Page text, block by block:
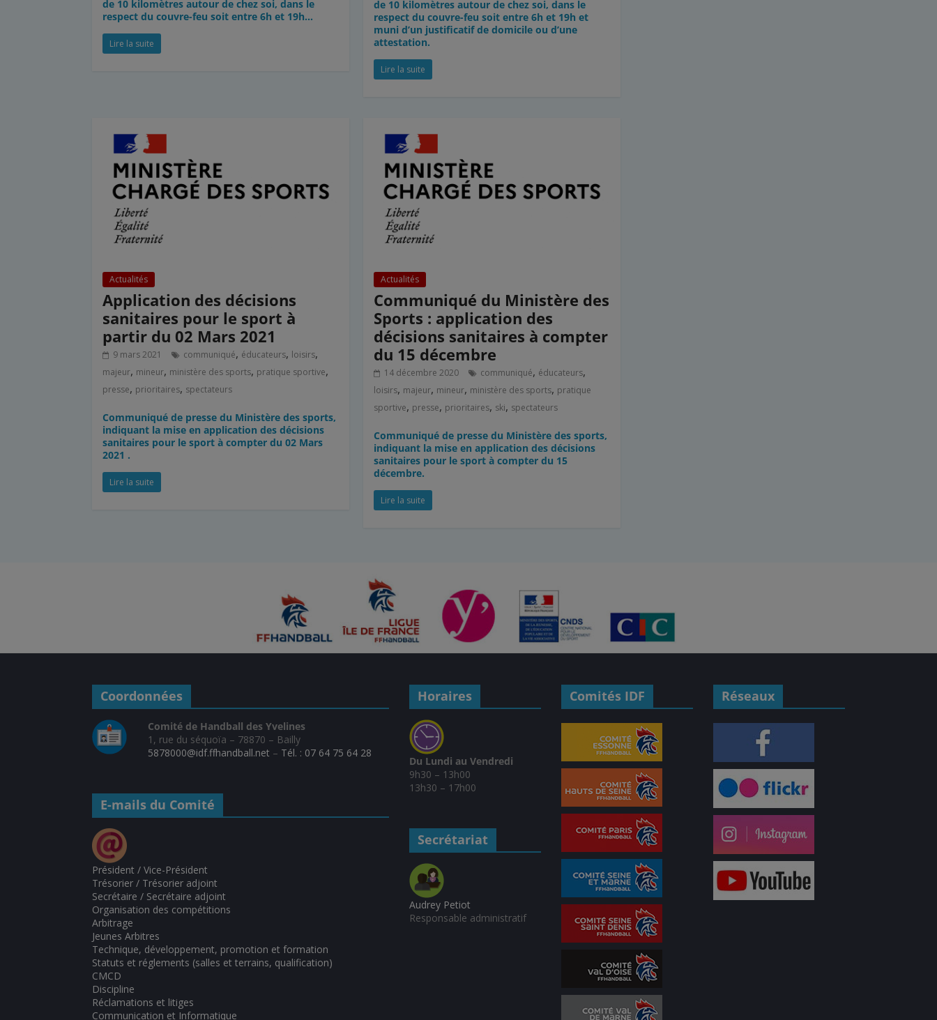
de 10 kilomètres autour de chez soi, dans le
respect du couvre-feu soit entre 6h et 19h…
Lire la suite
de 10 kilomètres autour de chez soi, dans le
respect du couvre-feu soit entre 6h et 19h et
muni d’un justificatif de domicile ou d’une
attestation.
Lire la suite
Actualités
Application des décisions
sanitaires pour le sport à
partir du 02 Mars 2021
9 mars 2021 communiqué, éducateurs, loisirs,
majeur, mineur, ministère des sports, pratique sportive,
presse, prioritaires, spectateurs
Communiqué de presse du Ministère des sports,
indiquant la mise en application des décisions
sanitaires pour le sport à compter du 02 Mars
2021 .
Lire la suite
Actualités
Communiqué du Ministère des
Sports : application des
décisions sanitaires à compter
du 15 décembre
14 décembre 2020 communiqué, éducateurs,
loisirs, majeur, mineur, ministère des sports, pratique
sportive, presse, prioritaires, ski, spectateurs
Communiqué de presse du Ministère des sports,
indiquant la mise en application des décisions
sanitaires pour le sport à compter du 15
décembre.
Lire la suite
Coordonnées
Comité de Handball des Yvelines
1, rue du séquoïa – 78870 – Bailly
5878000@idf.ffhandball.net – Tél. : 07 64 75 64 28
E-mails du Comité
Président / Vice-Président
Trésorier / Trésorier adjoint
Secrétaire / Secrétaire adjoint
Organisation des compétitions
Arbitrage
Jeunes Arbitres
Technique, développement, promotion et formation
Statuts et réglements (salles et terrains, qualification)
CMCD
Discipline
Réclamations et litiges
Communication et Informatique
Horaires
Du Lundi au Vendredi
9h30 – 13h00
13h30 – 17h00
Secrétariat
Audrey Petiot
Responsable administratif
Comités IDF Réseaux